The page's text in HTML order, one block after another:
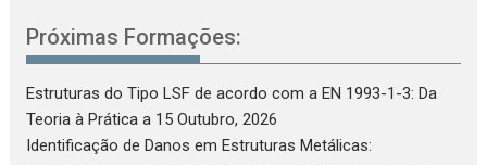
Próximas Formações:
Estruturas do Tipo LSF de acordo com a EN 1993-1-3: Da
Teoria à Prática a 15 Outubro, 2026
Identificação de Danos em Estruturas Metálicas: